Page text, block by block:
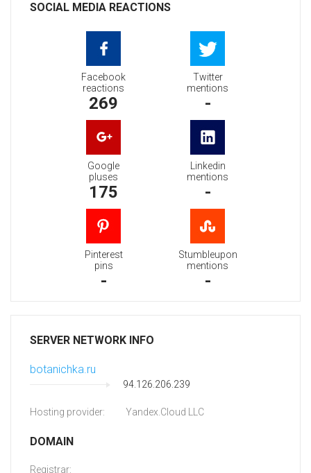
SOCIAL MEDIA REACTIONS
Facebook
reactions
269
Twitter
mentions
-
Google
pluses
175
Linkedin
mentions
-
Pinterest
pins
-
Stumbleupon
mentions
-
SERVER NETWORK INFO
botanichka.ru
94.126.206.239
Hosting provider: Yandex.Cloud LLC
DOMAIN
Registrar: